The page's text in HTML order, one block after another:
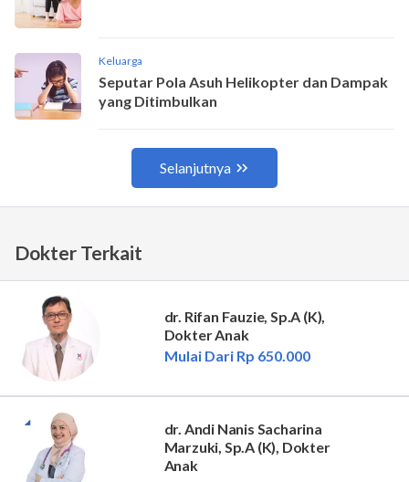
Dokter Terkait